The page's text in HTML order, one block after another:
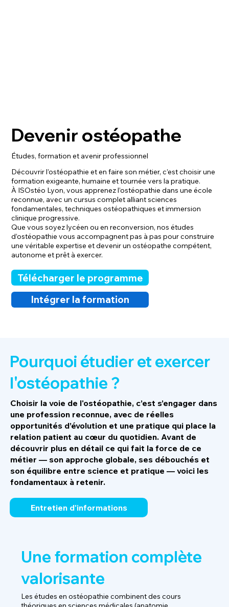
Devenir ostéopathe
Études, formation et avenir professionnel
Découvrir l’ostéopathie et en faire son métier, c’est choisir une
formation exigeante, humaine et tournée vers la pratique.
À ISOstéo Lyon, vous apprenez l’ostéopathie dans une école
reconnue, avec un cursus complet alliant sciences
fondamentales, techniques ostéopathiques et immersion
clinique progressive.
Que vous soyez lycéen ou en reconversion, nos études
d’ostéopathie vous accompagnent pas à pas pour construire
une véritable expertise et devenir un ostéopathe compétent,
autonome et prêt à exercer.
Télécharger le programme
Intégrer la formation
Pourquoi étudier et exercer
l'ostéopathie ?
Choisir la voie de l'ostéopathie, c’est s’engager dans
une profession reconnue, avec de réelles
opportunités d’évolution et une pratique qui place la
relation patient au cœur du quotidien. Avant de
découvrir plus en détail ce qui fait la force de ce
métier — son approche globale, ses débouchés et
son équilibre entre science et pratique — voici les
fondamentaux à retenir.
Entretien d'informations
Une formation complète
valorisante
Les études en ostéopathie combinent des cours